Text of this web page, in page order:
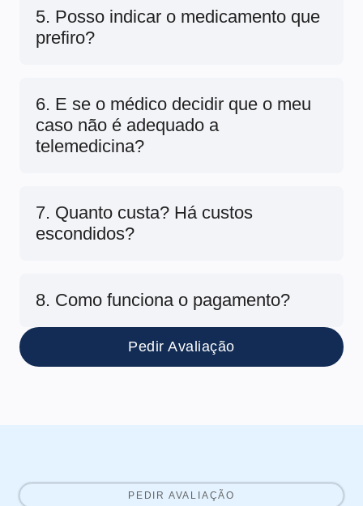
5. Posso indicar o medicamento que
prefiro?
6. E se o médico decidir que o meu
caso não é adequado a
telemedicina?
7. Quanto custa? Há custos
escondidos?
8. Como funciona o pagamento?
Pedir Avaliação
PEDIR AVALIAÇÃO